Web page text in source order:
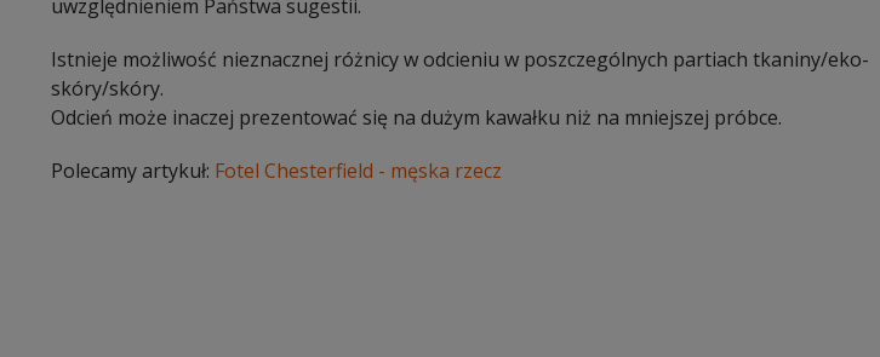
uwzględnieniem Państwa sugestii.
Istnieje możliwość nieznacznej różnicy w odcieniu w poszczególnych partiach tkaniny/eko-
skóry/skóry.
Odcień może inaczej prezentować się na dużym kawałku niż na mniejszej próbce.
Polecamy artykuł: Fotel Chesterfield - męska rzecz